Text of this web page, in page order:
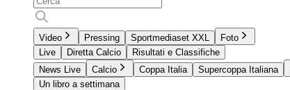
Video Pressing Sportmediaset XXL
Foto
Live
Diretta Calcio
Risultati e Classifiche
News Live
Calcio Coppa Italia Supercoppa Italiana
Un libro a settimana